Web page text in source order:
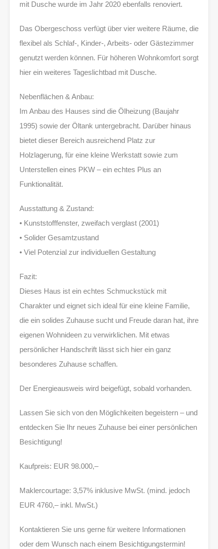
mit Dusche wurde im Jahr 2020 ebenfalls renoviert.
Das Obergeschoss verfügt über vier weitere Räume, die
flexibel als Schlaf-, Kinder-, Arbeits- oder Gästezimmer
genutzt werden können. Für höheren Wohnkomfort sorgt
hier ein weiteres Tageslichtbad mit Dusche.
Nebenflächen & Anbau:
Im Anbau des Hauses sind die Ölheizung (Baujahr
1995) sowie der Öltank untergebracht. Darüber hinaus
bietet dieser Bereich ausreichend Platz zur
Holzlagerung, für eine kleine Werkstatt sowie zum
Unterstellen eines PKW – ein echtes Plus an
Funktionalität.
Ausstattung & Zustand:
• Kunststofffenster, zweifach verglast (2001)
• Solider Gesamtzustand
• Viel Potenzial zur individuellen Gestaltung
Fazit:
Dieses Haus ist ein echtes Schmuckstück mit
Charakter und eignet sich ideal für eine kleine Familie,
die ein solides Zuhause sucht und Freude daran hat, ihre
eigenen Wohnideen zu verwirklichen. Mit etwas
persönlicher Handschrift lässt sich hier ein ganz
besonderes Zuhause schaffen.
Der Energieausweis wird beigefügt, sobald vorhanden.
Lassen Sie sich von den Möglichkeiten begeistern – und
entdecken Sie Ihr neues Zuhause bei einer persönlichen
Besichtigung!
Kaufpreis: EUR 98.000,–
Maklercourtage: 3,57% inklusive MwSt. (mind. jedoch
EUR 4760,– inkl. MwSt.)
Kontaktieren Sie uns gerne für weitere Informationen
oder dem Wunsch nach einem Besichtigungstermin!